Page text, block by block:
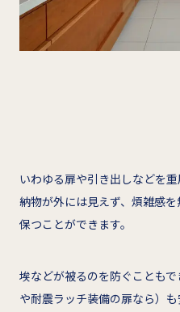
いわゆる扉や引き出しなどを
納物が外には見えず、煩雑感
保つことができます。
埃などが被るのを防ぐことも
や耐震ラッチ装備の扉なら）も